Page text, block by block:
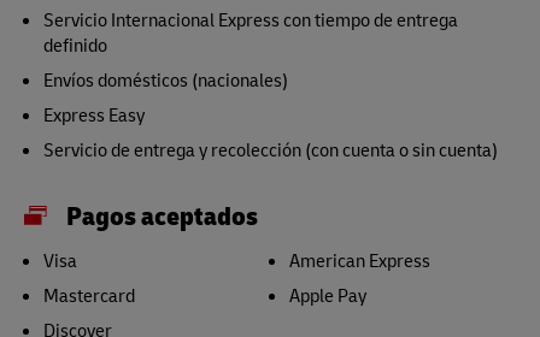
Servicio Internacional Express con tiempo de entrega
definido
Envíos domésticos (nacionales)
Express Easy
Servicio de entrega y recolección (con cuenta o sin cuenta)
Pagos aceptados
Visa
Mastercard
Discover
American Express
Apple Pay